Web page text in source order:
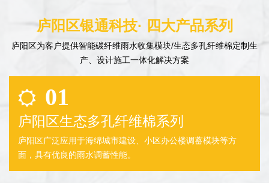
庐阳区银通科技· 四大产品系列
庐阳区为客户提供智能碳纤维雨水收集模块/生态多孔纤维棉定制生
产、设计施工一体化解决方案
01
庐阳区生态多孔纤维棉系列
庐阳区广泛应用于海绵城市建设、小区办公楼调蓄模块等方
面，具有优良的雨水调蓄性能。